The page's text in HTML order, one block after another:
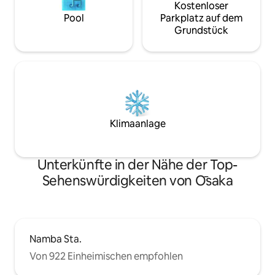
Außerdem, von Künstlern, die wir
respektieren, Stoff, Grün, Garten,
Favoriten. Und erleben Sie die alte, aber
Pool
Kostenloser
Parkplatz auf dem
Grundstück
Klimaanlage
Unterkünfte in der Nähe der Top-
Sehenswürdigkeiten von Ōsaka
Namba Sta.
Von 922 Einheimischen empfohlen